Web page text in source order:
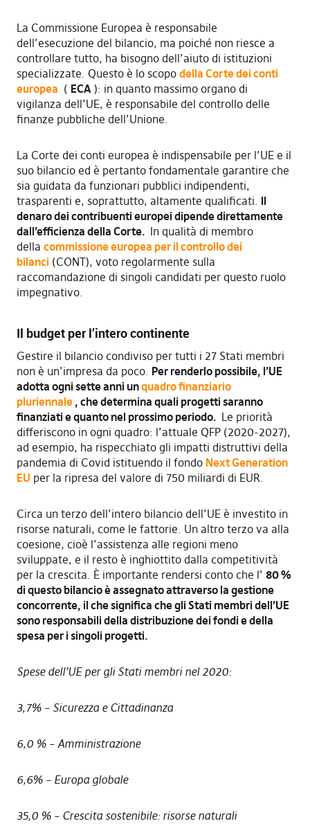
La Commissione Europea è responsabile
dell’esecuzione del bilancio, ma poiché non riesce a
controllare tutto, ha bisogno dell’aiuto di istituzioni
specializzate. Questo è lo scopo della Corte dei conti
europea ( ECA): in quanto massimo organo di
vigilanza dell’UE, è responsabile del controllo delle
finanze pubbliche dell’Unione.
La Corte dei conti europea è indispensabile per l’UE e il
suo bilancio ed è pertanto fondamentale garantire che
sia guidata da funzionari pubblici indipendenti,
trasparenti e, soprattutto, altamente qualificati. Il
denaro dei contribuenti europei dipende direttamente
dall’efficienza della Corte. In qualità di membro
della commissione europea per il controllo dei
bilanci (CONT), voto regolarmente sulla
raccomandazione di singoli candidati per questo ruolo
impegnativo.
Il budget per l’intero continente
Gestire il bilancio condiviso per tutti i 27 Stati membri
non è un’impresa da poco. Per renderlo possibile, l’UE
adotta ogni sette anni unquadro finanziario
pluriennale, che determina quali progetti saranno
finanziati e quanto nel prossimo periodo. Le priorità
differiscono in ogni quadro: l’attuale QFP (2020-2027),
ad esempio, ha rispecchiato gli impatti distruttivi della
pandemia di Covid istituendo il fondo Next Generation
EU per la ripresa del valore di 750 miliardi di EUR.
Circa un terzo dell’intero bilancio dell’UE è investito in
risorse naturali, come le fattorie. Un altro terzo va alla
coesione, cioè l’assistenza alle regioni meno
sviluppate, e il resto è inghiottito dalla competitività
per la crescita. È importante rendersi conto che l’ 80 %
di questo bilancio è assegnato attraverso la gestione
concorrente, il che significa che gli Stati membri dell’UE
sono responsabili della distribuzione dei fondi e della
spesa per i singoli progetti.
Spese dell’UE per gli Stati membri nel 2020:
3,7% – Sicurezza e Cittadinanza
6,0 % – Amministrazione
6,6% – Europa globale
35,0 % – Crescita sostenibile: risorse naturali